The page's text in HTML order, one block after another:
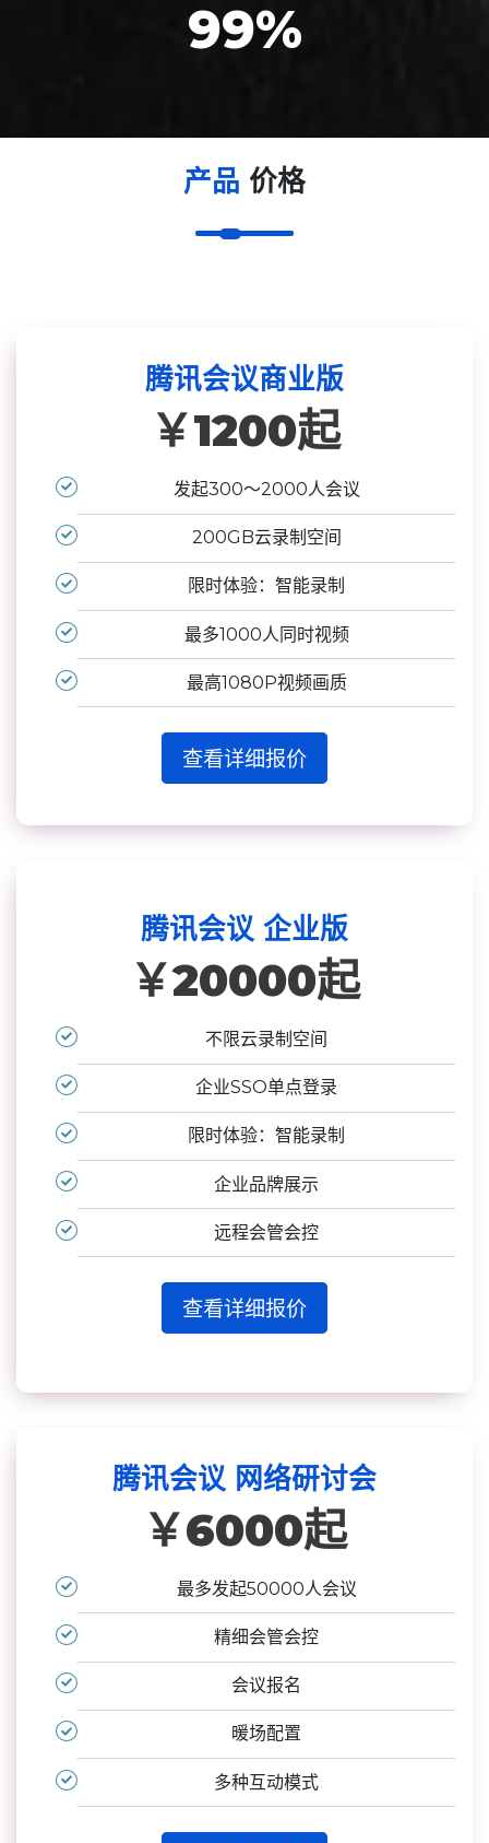
99%
产品 价格
腾讯会议商业版
￥1200起
发起300～2000人会议
200GB云录制空间
限时体验：智能录制
最多1000人同时视频
最高1080P视频画质
查看详细报价
腾讯会议 企业版
￥20000起
不限云录制空间
企业SSO单点登录
限时体验：智能录制
企业品牌展示
远程会管会控
查看详细报价
腾讯会议 网络研讨会
￥6000起
最多发起50000人会议
精细会管会控
会议报名
暖场配置
多种互动模式